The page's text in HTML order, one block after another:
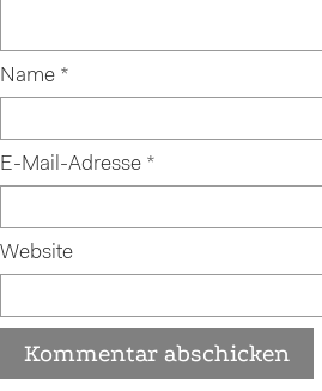
Name *
E-Mail-Adresse *
Website